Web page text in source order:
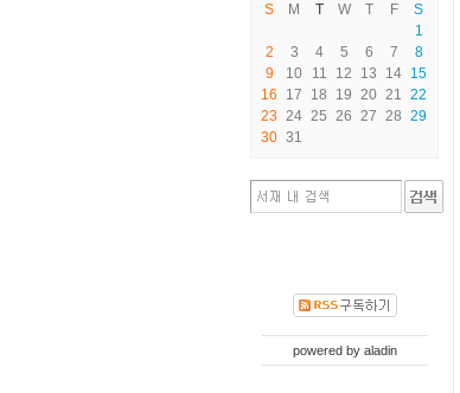
S
M T W T F
S
1
2
3 4 5 6 7
8
9
10 11 12 13 14 15
16
17 18 19 20 21 22
23 24 25 26 27 28 29
30 31
powered by aladin